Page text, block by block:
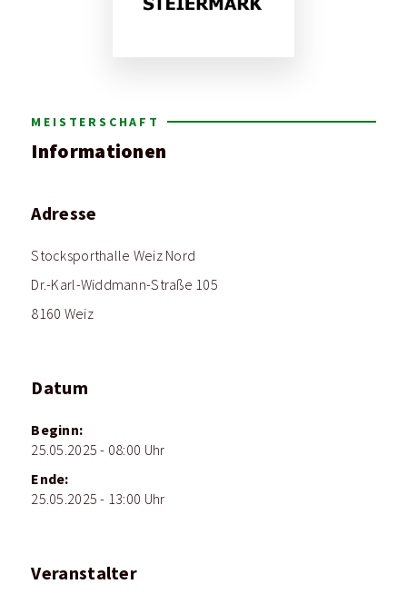
MEISTERSCHAFT
Informationen
Adresse
Stocksporthalle Weiz Nord
Dr.-Karl-Widdmann-Straße 105
8160 Weiz
Datum
Beginn:
25.05.2025 - 08:00 Uhr
Ende:
25.05.2025 - 13:00 Uhr
Veranstalter